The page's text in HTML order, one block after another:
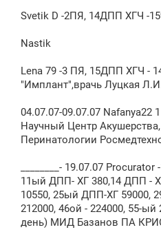
Svetik D -2ПЯ, 14ДПП ХГЧ -
Nastik
Lena 79 -3 ПЯ, 15ДПП ХГЧ -
"Имплант",врачь Луцкая
04.07.07-09.07.07
Научный Центр
Перинатологии
________- 19.07.07
11ый ДПП- ХГ 380,14 ДПП -
10550, 25ый ДПП-ХГ 59000,
212000, 46ой - 224000, 55-
день) МИД Базанов ПА